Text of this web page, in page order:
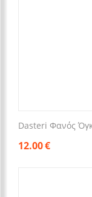
Dasteri Φανός
12.00€